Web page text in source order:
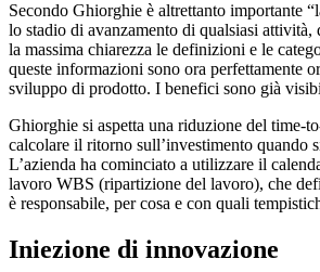
Secondo Ghiorghie è altrettanto importante
lo stadio di avanzamento di qualsiasi attività,
la massima chiarezza le definizioni e le
queste informazioni sono ora perfettamente
sviluppo di prodotto. I benefici sono già
Ghiorghie si aspetta una riduzione del time-
calcolare il ritorno sull’investimento quando
L’azienda ha cominciato a utilizzare il
lavoro WBS (ripartizione del lavoro), che
è responsabile, per cosa e con quali
Iniezione di innovazione